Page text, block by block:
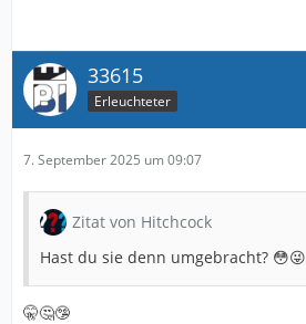
33615
Erleuchteter
7. September 2025 um 09:07
Zitat von Hitchcock
Hast du sie denn umgebracht? 😳😜
🤫🤔🤥